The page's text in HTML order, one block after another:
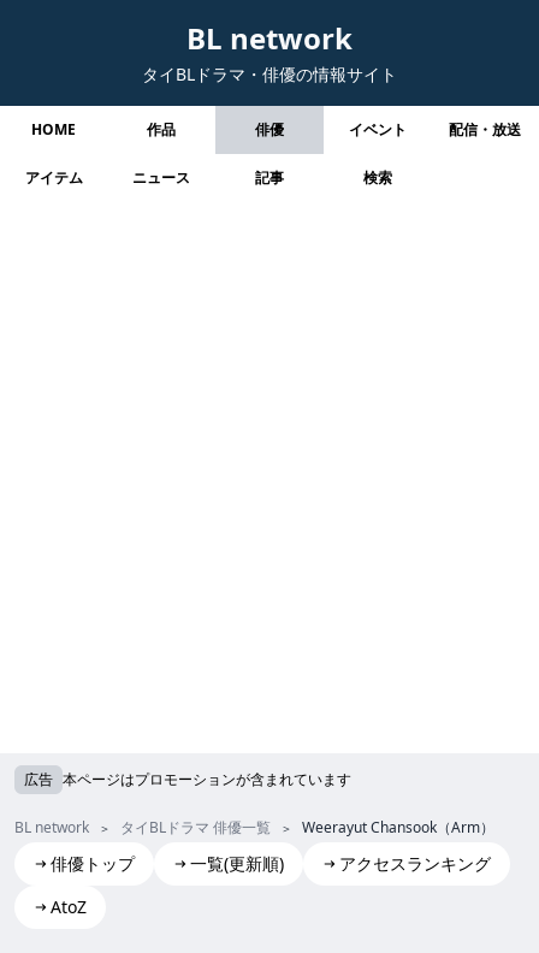
BL network
タイBLドラマ・俳優の情報サイト
HOME 作品 俳優 イベント 配信・放送
アイテム ニュース 記事 検索
広告 本ページはプロモーションが含まれています
BL network タイBLドラマ 俳優一覧 Weerayut Chansook（Arm）
俳優トップ 一覧(更新順)
アクセスランキング
AtoZ